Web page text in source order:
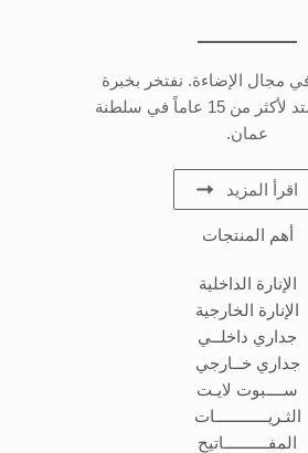
مجال الإضاءة. نفتخر بخبرة
فريقنا التي تمتد لأكثر من 15 عاماً في سلطنة
عمان.
اقرأ المزيد
أهم المنتجات
الإنارة الداخلية
الإنارة الخارجية
جداري داخلــي
جداري خــارجي
ســــبوت لايـت
الثـريــــــــــــات
المفــــــــــاتيح